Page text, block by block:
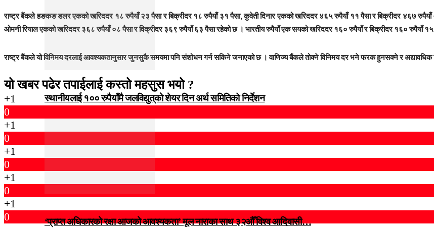
स्थानीयलाई १०० रुपैयाँमै जलविद्युत्‌को शेयर दिन अर्थ समितिको निर्देशन
‘प्राप्त अधिकारको रक्षा आजको आवश्यकता’ मूल नाराका साथ ३२औँ विश्व आदिवासी…
राष्ट्र बैंकले हङकङ डलर एकको खरिददर १८ रुपैयाँ २३ पैसा र बिक्रीदर १८ रुपैयाँ ३१ पैसा, कुवेती दिनार एकको खरिददर ४६५ रुपैयाँ ११ पैसा र बिक्रीदर ४६७
ओमनी रियाल एकको खरिददर ३६८ रुपैयाँ ०८ पैसा र विक्रीदर ३६९ रुपैयाँ ६३ पैसा रहेको छ । भारतीय रुपैयाँ एक सयको खरिददर १६० रुपैयाँ र बिक्रीदर १६० रुपैयाँ
राष्ट्र बैंकले यो विनिमय दरलाई आवश्यकतानुसार जुनसुकै समयमा पनि संशोधन गर्न सकिने जनाएको छ । वाणिज्य बैंकले तोक्ने विनिमय दर भने फरक हुनसक्ने र
यो खबर पढेर तपाईलाई कस्तो महसुस भयो ?
+1
0
+1
0
+1
0
+1
0
+1
0